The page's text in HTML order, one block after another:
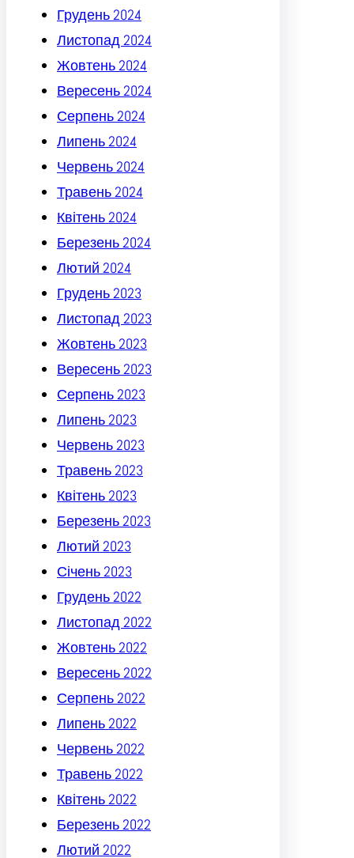
Грудень 2024
Листопад 2024
Жовтень 2024
Вересень 2024
Серпень 2024
Липень 2024
Червень 2024
Травень 2024
Квітень 2024
Березень 2024
Лютий 2024
Грудень 2023
Листопад 2023
Жовтень 2023
Вересень 2023
Серпень 2023
Липень 2023
Червень 2023
Травень 2023
Квітень 2023
Березень 2023
Лютий 2023
Січень 2023
Грудень 2022
Листопад 2022
Жовтень 2022
Вересень 2022
Серпень 2022
Липень 2022
Червень 2022
Травень 2022
Квітень 2022
Березень 2022
Лютий 2022